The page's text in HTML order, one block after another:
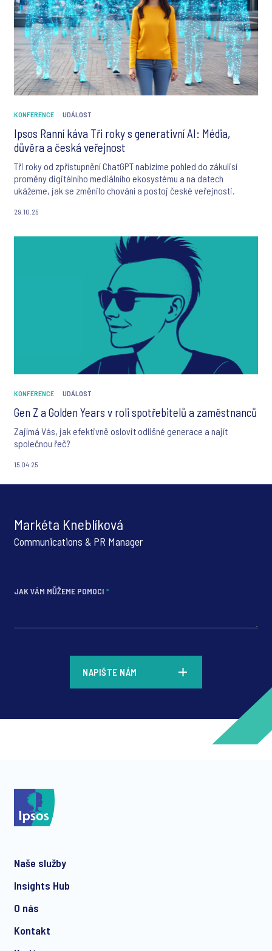
KONFERENCE UDÁLOST
Ipsos Ranní káva Tři roky s generativní AI: Média,
důvěra a česká veřejnost
Tři roky od zpřístupnění ChatGPT nabízíme pohled do zákulisí
proměny digitálního mediálního ekosystému a na datech
ukážeme, jak se změnilo chování a postoj české veřejnosti.
29.10.25
KONFERENCE UDÁLOST
Gen Z a Golden Years v roli spotřebitelů a zaměstnanců
Zajímá Vás, jak efektivně oslovit odlišné generace a najít
společnou řeč?
15.04.25
Markéta Kneblíková
Communications & PR Manager
JAK VÁM MŮŽEME POMOCI *
NAPIŠTE NÁM
Naše služby
Insights Hub
O nás
Kontakt